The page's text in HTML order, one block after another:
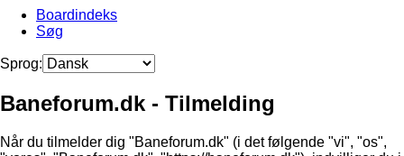
Boardindeks
Søg
Sprog:
Baneforum.dk - Tilmelding
Når du tilmelder dig "Baneforum.dk" (i det følgende "vi", "os",